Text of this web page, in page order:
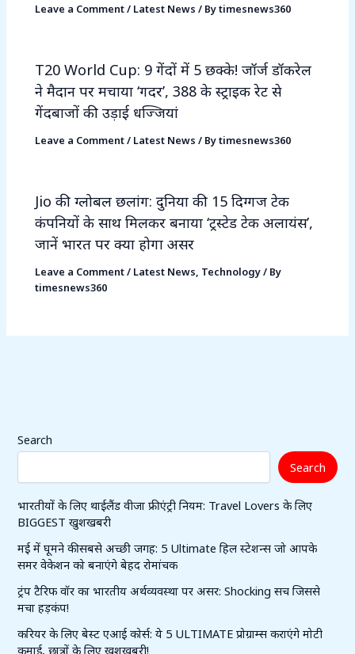
Leave a Comment/ Latest News / Bytimesnews360
T20 World Cup: 9 गेंदों में 5 छक्के! जॉर्ज डॉकरेल
ने मैदान पर मचाया ‘गदर’, 388 के स्ट्राइक रेट से
गेंदबाजों की उड़ाई धज्जियां
Leave a Comment/ Latest News / Bytimesnews360
Jio की ग्लोबल छलांग: दुनिया की 15 दिग्गज टेक
कंपनियों के साथ मिलकर बनाया ‘ट्रस्टेड टेक अलायंस’,
जानें भारत पर क्या होगा असर
Leave a Comment/ Latest News, Technology/ By
timesnews360
Search
Search
भारतीयों के लिए थाईलैंड वीजा फ्री एंट्री नियम: Travel Lovers के लिए
BIGGEST खुशखबरी
मई में घूमने की सबसे अच्छी जगह: 5 Ultimate हिल स्टेशन्स जो आपके
समर वेकेशन को बनाएंगे बेहद रोमांचक
ट्रंप टैरिफ वॉर का भारतीय अर्थव्यवस्था पर असर: Shocking सच जिससे
मचा हड़कंप!
करियर के लिए बेस्ट एआई कोर्स: ये 5 ULTIMATE प्रोग्राम्स कराएंगे मोटी
कमाई, छात्रों के लिए खुशखबरी!